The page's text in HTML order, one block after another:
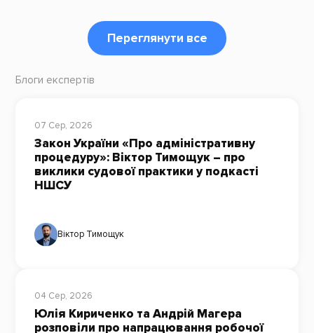
Переглянути все
Блоги експертів
07 Сер, 2026
Закон України «Про адміністративну
процедуру»: Віктор Тимощук – про
виклики судової практики у подкасті
НШСУ
Віктор Тимощук
04 Сер, 2026
Юлія Кириченко та Андрій Магера
розповіли про напрацювання робочої